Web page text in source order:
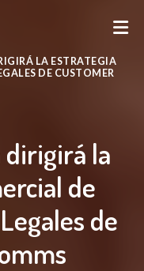
LA ESTRATEGIA
DE CUSTOMER
dirigirá la
de
de